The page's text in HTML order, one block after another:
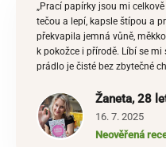
„Prací papírky jsou mi
tečou a lepí, kapsle štípou a
překvapila jemná vůně,
k pokožce i přírodě. Líbí se
prádlo je čisté bez zbytečné
Žaneta, 28
16. 7. 2025
Neověřená